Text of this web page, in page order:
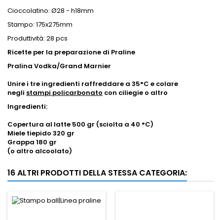
Cioccolatino: Ø28 - h18mm
Stampo: 175x275mm
Produttività: 28 pcs
Ricette per la preparazione di Praline
Pralina Vodka/Grand Marnier
Unire i tre ingredienti raffreddare a 35°C e colare
negli stampi policarbonato con ciliegie o altro
Ingredienti:
Copertura al latte 500 gr (sciolta a 40 °C)
Miele tiepido 320 gr
Grappa 180 gr
(o altro alcoolato)
16 ALTRI PRODOTTI DELLA STESSA CATEGORIA: